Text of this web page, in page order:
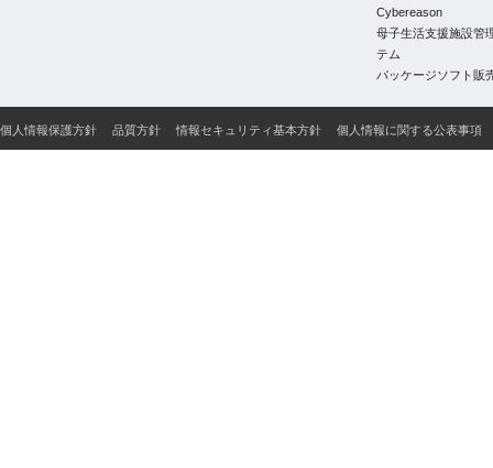
Cybereason
母子生活支援施設管
テム
パッケージソフト販
個人情報保護方針 品質方針 情報セキュリティ基本方針 個人情報に関する公表事項